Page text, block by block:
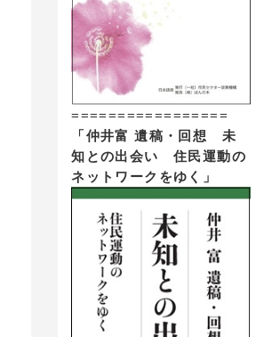
=================
「仲井富 遺稿・回想 未
知との出会い 住民運動の
ネットワークをゆく」